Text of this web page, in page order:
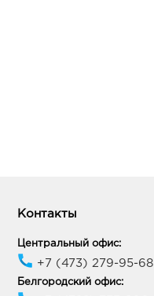
Контакты
Центральный офис:
+7 (473) 279-95-68
Белгородский офис: